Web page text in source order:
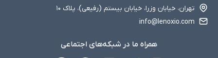
تهران، خیابان وزرا، خیابان بیستم (رفیعی)، پلاک ۱۰
info@lenoxio.com
همراه ما در شبکه‌های اجتماعی